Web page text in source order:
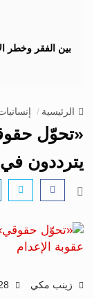
بين الفقر وخطر
الرئيسية
«تحوّل
يترددون
زينب مكي